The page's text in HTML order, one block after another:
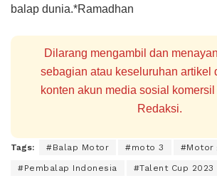
balap dunia.*Ramadhan
Dilarang mengambil dan
sebagian atau keseluruhan artikel
konten akun media sosial
Redaksi.
Tags: #Balap Motor #moto 3 #Motor
#Pembalap Indonesia #Talent Cup 2023